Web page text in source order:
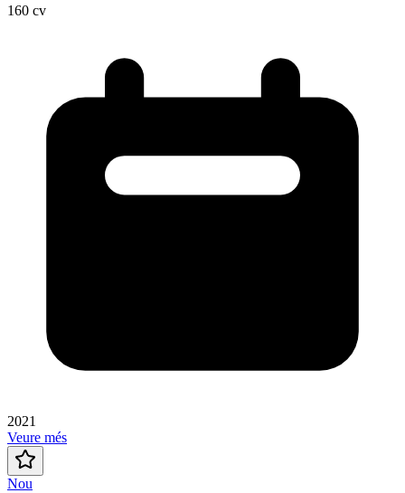
160 cv
2021
Veure més
Nou